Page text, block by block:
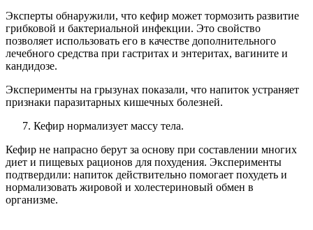
Эксперты обнаружили, что кефир может тормозить развитие
грибковой и бактериальной инфекции. Это свойство
позволяет использовать его в качестве дополнительного
лечебного средства при гастритах и энтеритах, вагините и
кандидозе.
Эксперименты на грызунах показали, что напиток устраняет
признаки паразитарных кишечных болезней.
Кефир нормализует массу тела.
Кефир не напрасно берут за основу при составлении многих
диет и пищевых рационов для похудения. Эксперименты
подтвердили: напиток действительно помогает похудеть и
нормализовать жировой и холестериновый обмен в
организме.